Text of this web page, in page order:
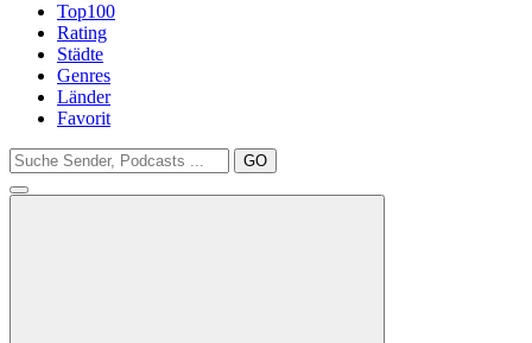
Top100
Rating
Städte
Genres
Länder
Favorit
GO